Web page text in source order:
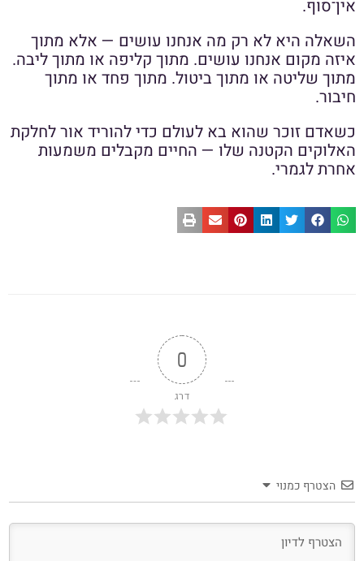
אין־סוף.
השאלה היא לא רק מה אנחנו עושים — אלא מתוך
איזה מקום אנחנו עושים. מתוך קליפה או מתוך ליבה.
מתוך שליטה או מתוך ביטול. מתוך פחד או מתוך
חיבור.
כשאדם זוכר שהוא בא לעולם כדי להוריד אור לחלקת
האלוקים הקטנה שלו — החיים מקבלים משמעות
אחרת לגמרי.
0
דרג
הצטרף כמנוי